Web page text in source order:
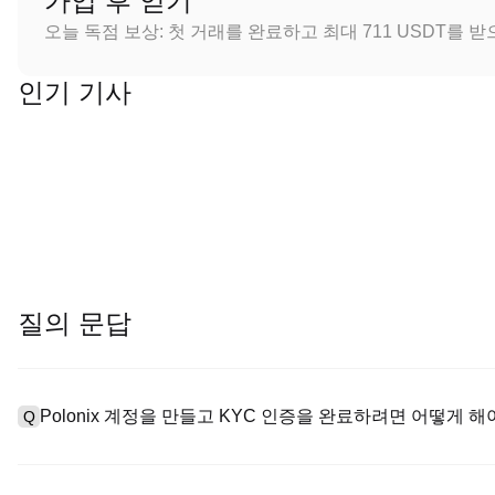
오늘 독점 보상: 첫 거래를 완료하고 최대 711 USDT를 받
인기 기사
질의 문답
Q Polonix 계정을 만들고 KYC 인증을 완료하려면 어떻게 해